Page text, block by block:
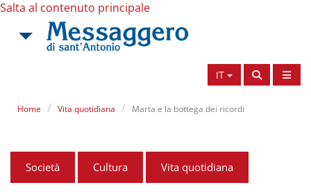
Salta al contenuto principale
IT
Home Vita quotidiana Marta e la bottega dei ricordi
Società Cultura Vita quotidiana